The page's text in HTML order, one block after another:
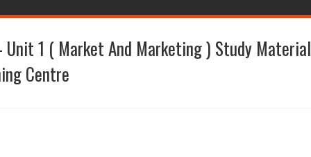
Unit 1 ( Market And Marketing ) Study Material
Centre